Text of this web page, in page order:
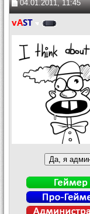
04.01.2011, 11:45
vAST